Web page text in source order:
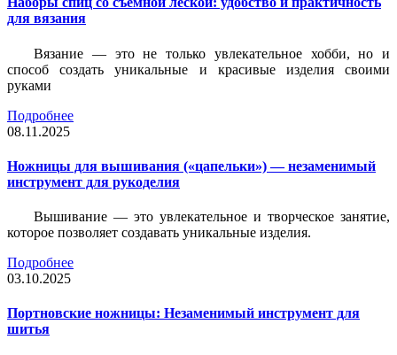
для вязания
Вязание — это не только увлекательное хобби, но и
способ создать уникальные и красивые изделия своими
руками
Подробнее
08.11.2025
Ножницы для вышивания («цапельки») — незаменимый
инструмент для рукоделия
Вышивание — это увлекательное и творческое занятие,
которое позволяет создавать уникальные изделия.
Подробнее
03.10.2025
Портновские ножницы: Незаменимый инструмент для
шитья